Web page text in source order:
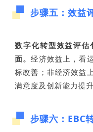
步骤五：效益
数字化转型效益评
面。经济效益上，看
标改善；非经济效益
满意度及创新能力提
步骤六：EBC